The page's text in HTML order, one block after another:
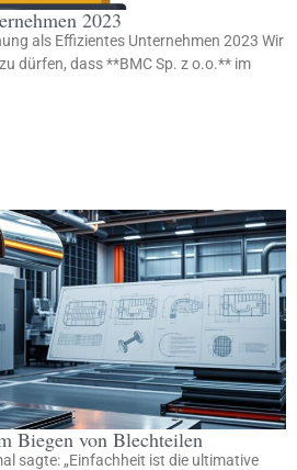
2023
als Effizientes Unternehmen 2023 Wir
dürfen, dass **BMC Sp. z o.o.** im
Biegen von Blechteilen
sagte: „Einfachheit ist die ultimative